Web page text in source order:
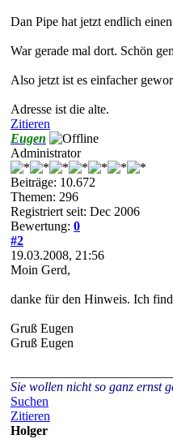
Dan Pipe hat jetzt endlich
War gerade mal dort. Schön
Also jetzt ist es einfacher
Adresse ist die alte.
Zitieren
Eugen
Administrator
Beiträge: 10.672
Themen: 296
Registriert seit: Dec 2006
Bewertung: 0
#2
19.03.2008, 21:56
Moin Gerd,
danke für den Hinweis. Ich
Gruß Eugen
Gruß Eugen
Sie wollen nicht so ganz ernst
Suchen
Zitieren
Holger